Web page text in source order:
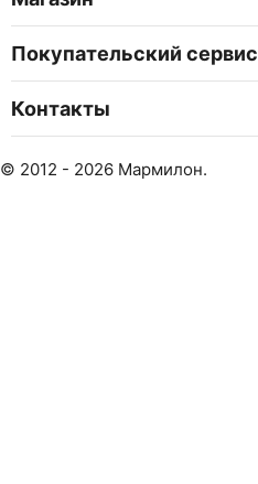
Покупательский сервис
Контакты
© 2012 - 2026 Мармилон.